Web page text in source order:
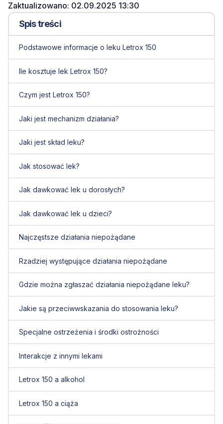
Zaktualizowano: 02.09.2025 13:30
Spis treści
Podstawowe informacje o leku Letrox 150
Ile kosztuje lek Letrox 150?
Czym jest Letrox 150?
Jaki jest mechanizm działania?
Jaki jest skład leku?
Jak stosować lek?
Jak dawkować lek u dorosłych?
Jak dawkować lek u dzieci?
Najczęstsze działania niepożądane
Rzadziej występujące działania niepożądane
Gdzie można zgłaszać działania niepożądane leku?
Jakie są przeciwwskazania do stosowania leku?
Specjalne ostrzeżenia i środki ostrożności
Interakcje z innymi lekami
Letrox 150 a alkohol
Letrox 150 a ciąża